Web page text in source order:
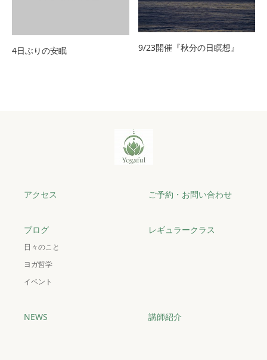
4日ぶりの安眠 9/23開催『秋分の日瞑想』
アクセス ご予約・お問い合わせ
ブログ
日々のこと
ヨガ哲学
イベント
レギュラークラス
NEWS 講師紹介